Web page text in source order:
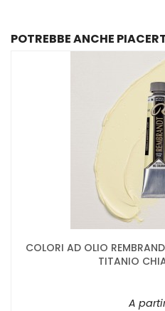
POTREBBE ANCHE
COLORI AD OLIO
TITANIO
A